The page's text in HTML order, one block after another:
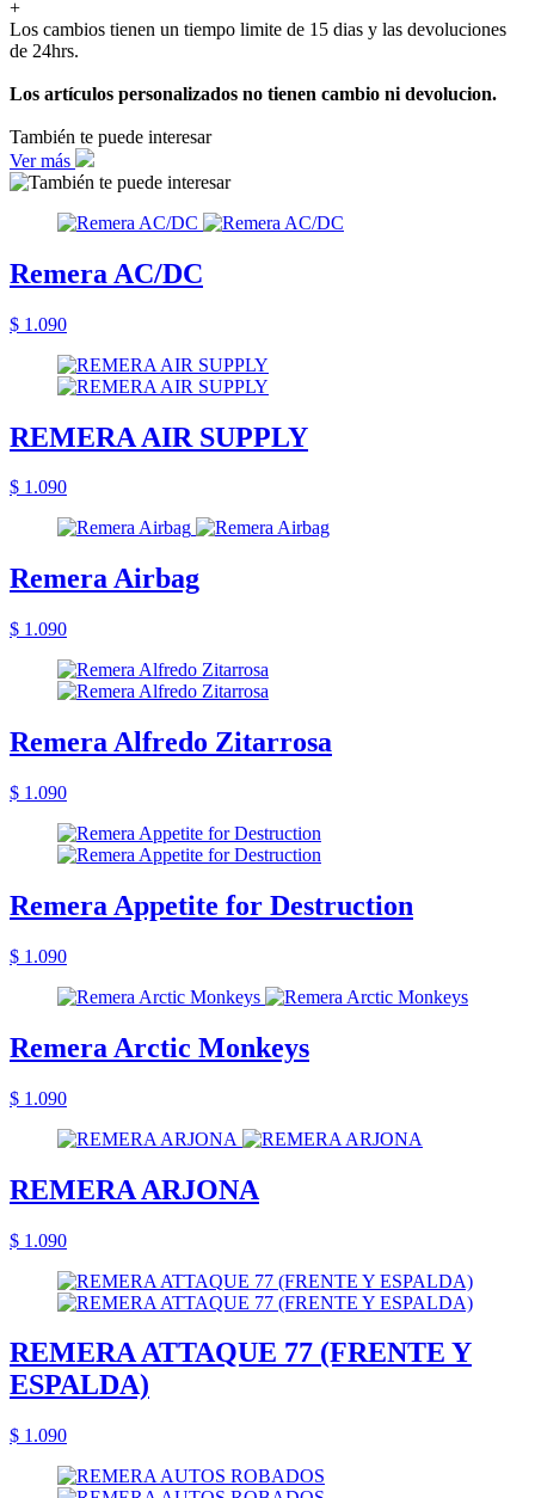
+
Los cambios tienen un tiempo limite de 15 dias y las devoluciones
de 24hrs.
Los artículos personalizados no tienen cambio ni devolucion.
También te puede interesar
Ver más
Remera AC/DC
$ 1.090
REMERA AIR SUPPLY
$ 1.090
Remera Airbag
$ 1.090
Remera Alfredo Zitarrosa
$ 1.090
Remera Appetite for Destruction
$ 1.090
Remera Arctic Monkeys
$ 1.090
REMERA ARJONA
$ 1.090
REMERA ATTAQUE 77 (FRENTE Y
ESPALDA)
$ 1.090